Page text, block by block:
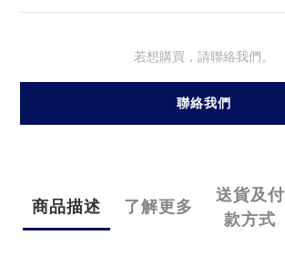
若想購買，請聯絡我們。
聯絡我們
商品描述 了解更多
送貨及付
款方式